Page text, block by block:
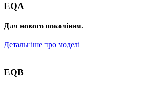
EQA
Для нового покоління.
Детальніше про моделі
EQB